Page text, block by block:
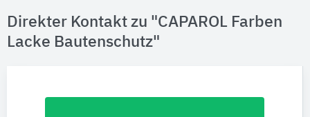
Direkter Kontakt zu "CAPAROL Farben
Lacke Bautenschutz"